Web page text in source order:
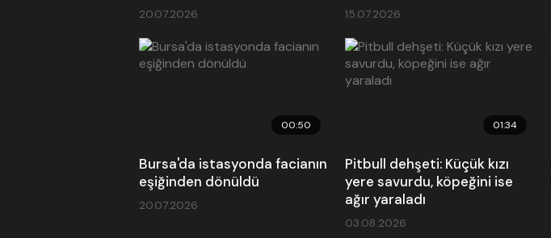
20.07.2026 15.07.2026
00:50
Bursa'da istasyonda facianın
eşiğinden dönüldü
20.07.2026
01:34
Pitbull dehşeti: Küçük kızı
yere savurdu, köpeğini ise
ağır yaraladı
03.08.2026